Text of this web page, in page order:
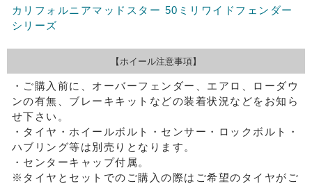
カリフォルニアマッドスター 50ミリワイドフェンダー
シリーズ
【ホイール注意事項】
・ご購入前に、オーバーフェンダー、エアロ、ローダウ
ンの有無、ブレーキキットなどの装着状況などをお知ら
せ下さい。
・タイヤ・ホイールボルト・センサー・ロックボルト・
ハブリング等は別売りとなります。
・センターキャップ付属。
※タイヤとセットでのご購入の際はご希望のタイヤがご